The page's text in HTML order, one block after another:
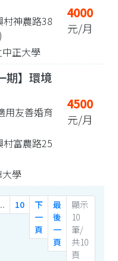
村神農路38
正大學
4000
元/月
期】環境
用友善婚育
村富農路25
學
4500
元/月
10
下
一
頁
最
後
一
頁
顯示
10
筆/
共10
頁